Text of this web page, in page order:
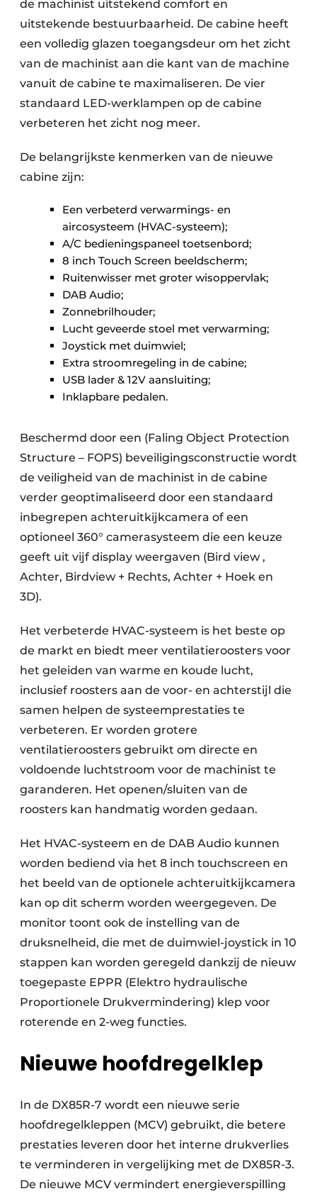
de machinist uitstekend comfort en
uitstekende bestuurbaarheid. De cabine heeft
een volledig glazen toegangsdeur om het zicht
van de machinist aan die kant van de machine
vanuit de cabine te maximaliseren. De vier
standaard LED-werklampen op de cabine
verbeteren het zicht nog meer.
De belangrijkste kenmerken van de nieuwe
cabine zijn:
Een verbeterd verwarmings- en
aircosysteem (HVAC-systeem);
A/C bedieningspaneel toetsenbord;
8 inch Touch Screen beeldscherm;
Ruitenwisser met groter wisoppervlak;
DAB Audio;
Zonnebrilhouder;
Lucht geveerde stoel met verwarming;
Joystick met duimwiel;
Extra stroomregeling in de cabine;
USB lader & 12V aansluiting;
Inklapbare pedalen.
Beschermd door een (Faling Object Protection
Structure – FOPS) beveiligingsconstructie wordt
de veiligheid van de machinist in de cabine
verder geoptimaliseerd door een standaard
inbegrepen achteruitkijkcamera of een
optioneel 360° camerasysteem die een keuze
geeft uit vijf display weergaven (Bird view ,
Achter, Birdview + Rechts, Achter + Hoek en
3D).
Het verbeterde HVAC-systeem is het beste op
de markt en biedt meer ventilatieroosters voor
het geleiden van warme en koude lucht,
inclusief roosters aan de voor- en achterstijl die
samen helpen de systeemprestaties te
verbeteren. Er worden grotere
ventilatieroosters gebruikt om directe en
voldoende luchtstroom voor de machinist te
garanderen. Het openen/sluiten van de
roosters kan handmatig worden gedaan.
Het HVAC-systeem en de DAB Audio kunnen
worden bediend via het 8 inch touchscreen en
het beeld van de optionele achteruitkijkcamera
kan op dit scherm worden weergegeven. De
monitor toont ook de instelling van de
druksnelheid, die met de duimwiel-joystick in 10
stappen kan worden geregeld dankzij de nieuw
toegepaste EPPR (Elektro hydraulische
Proportionele Drukvermindering) klep voor
roterende en 2-weg functies.
Nieuwe hoofdregelklep
In de DX85R-7 wordt een nieuwe serie
hoofdregelkleppen (MCV) gebruikt, die betere
prestaties leveren door het interne drukverlies
te verminderen in vergelijking met de DX85R-3.
De nieuwe MCV vermindert energieverspilling